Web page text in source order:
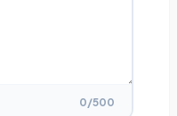
0/500